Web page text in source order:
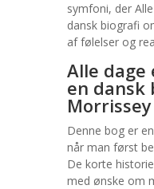
symfoni, der
dansk biografi
af følelser og
Alle dage
en dansk
Denne bog er
når man først
De korte
med ønske om